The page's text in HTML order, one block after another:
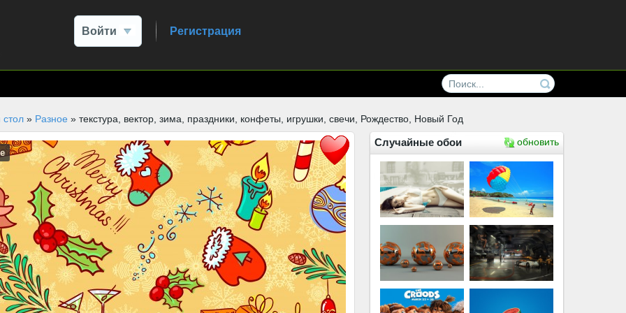
Войти Регистрация
» Разное » текстура, вектор, зима, праздники, конфеты, игрушки, свечи, Рождество, Новый Год
Случайные обои обновить